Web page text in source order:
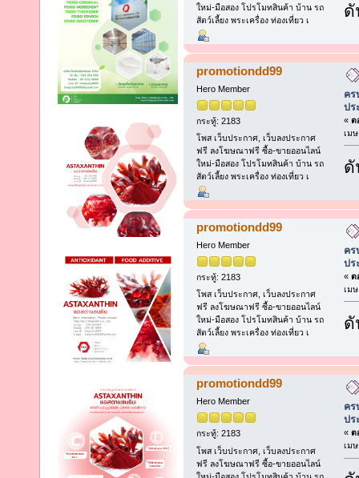
ใหม่-มือสอง โปรโมทสินค้า บ้าน รถ
สัตว์เลี้ยง พระเครื่อง ท่องเที่ยว เ
ดั
promotiondd99
Hero Member
กระทู้: 2183
โพส เว็บประกาศ, เว็บลงประกาศ
ฟรี ลงโฆษณาฟรี ซื้อ-ขายออนไลน์
ใหม่-มือสอง โปรโมทสินค้า บ้าน รถ
สัตว์เลี้ยง พระเครื่อง ท่องเที่ยว เ
คร
ปร
« ต
เม
ดั
promotiondd99
Hero Member
กระทู้: 2183
โพส เว็บประกาศ, เว็บลงประกาศ
ฟรี ลงโฆษณาฟรี ซื้อ-ขายออนไลน์
ใหม่-มือสอง โปรโมทสินค้า บ้าน รถ
สัตว์เลี้ยง พระเครื่อง ท่องเที่ยว เ
คร
ปร
« ต
เม
ดั
promotiondd99
Hero Member
กระทู้: 2183
โพส เว็บประกาศ, เว็บลงประกาศ
ฟรี ลงโฆษณาฟรี ซื้อ-ขายออนไลน์
คร
ปร
« ต
เม